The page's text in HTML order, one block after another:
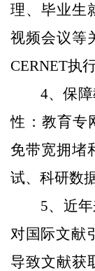
理、毕业生
视频会议等
CERNET执行
4、保
性‌：教育专
免带宽拥堵
试、科研数
5、近
对国际文献
导致文献获